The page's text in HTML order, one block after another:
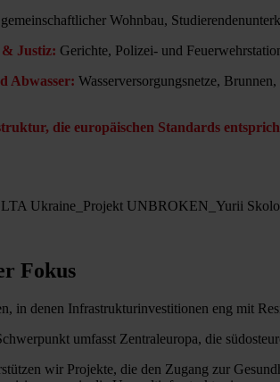
Wohnbau,
Justiz: Gerichte, Polizei- und
Abwasser: Wasserversorgungsnetze,
die europäischen Standards
Fokus
in denen Infrastrukturinvestitionen eng mit
umfasst Zentraleuropa, die
wir Projekte, die den Zugang zur